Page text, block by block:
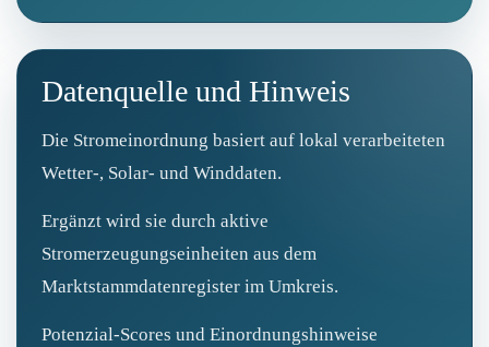
Datenquelle und Hinweis
Die Stromeinordnung basiert auf lokal verarbeiteten
Wetter-, Solar- und Winddaten.
Ergänzt wird sie durch aktive
Stromerzeugungseinheiten aus dem
Marktstammdatenregister im Umkreis.
Potenzial-Scores und Einordnungshinweise